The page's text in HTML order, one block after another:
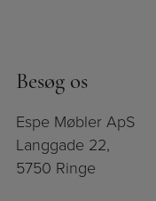
Besøg os
Espe Møbler ApS
Langgade 22,
5750 Ringe